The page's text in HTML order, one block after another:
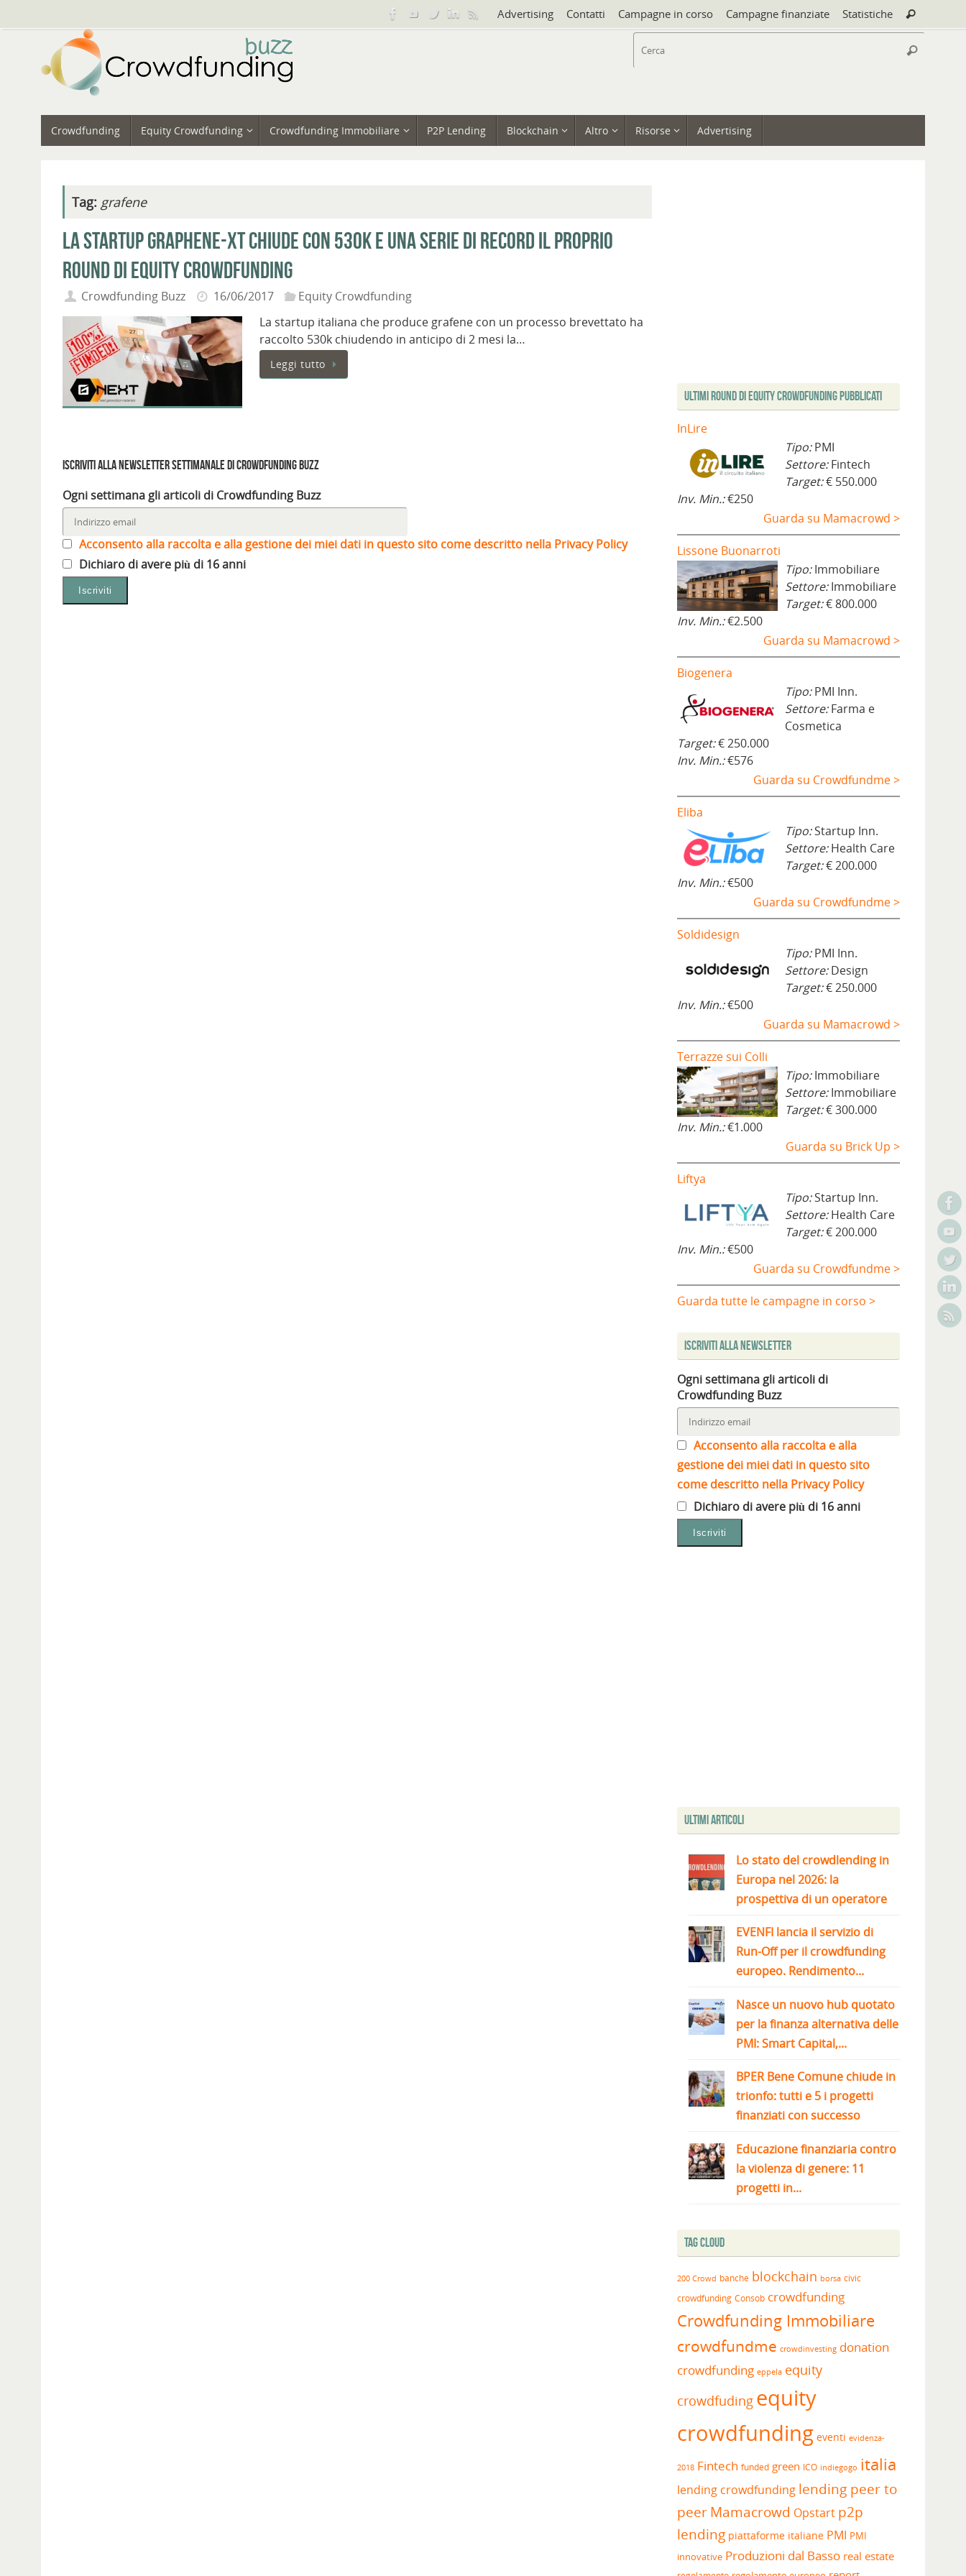
al
contenuto
Advertising Contatti Campagne in corso Campagne finanziate Statistiche Cerca
Cerca
Crowdfunding Equity Crowdfunding Crowdfunding Immobiliare P2P Lending Blockchain Altro Risorse Advertising
Tag: grafene
La startup Graphene-XT chiude con 530k e una serie di record il proprio
round di equity crowdfunding
Crowdfunding Buzz 16/06/2017
Equity Crowdfunding
La startup italiana che produce grafene con un processo brevettato ha
raccolto 530k chiudendo in anticipo di 2 mesi la…
Leggi tutto
Iscriviti alla Newsletter settimanale di Crowdfunding Buzz
Ogni settimana gli articoli di Crowdfunding Buzz
Acconsento alla raccolta e alla gestione dei miei dati in questo sito come descritto nella Privacy Policy
Dichiaro di avere più di 16 anni
Ultimi Round di Equity Crowdfunding Pubblicati
InLire
Tipo:PMI
Settore:Fintech
Target:€ 550.000
Inv. Min.:€250
Guarda su Mamacrowd >
Lissone Buonarroti
Tipo:Immobiliare
Settore:Immobiliare
Target:€ 800.000
Inv. Min.:€2.500
Guarda su Mamacrowd >
Biogenera
Tipo:PMI Inn.
Settore:Farma e
Cosmetica
Target:€ 250.000
Inv. Min.:€576
Guarda su Crowdfundme >
Eliba
Tipo:Startup Inn.
Settore:Health Care
Target:€ 200.000
Inv. Min.:€500
Guarda su Crowdfundme >
Soldidesign
Tipo:PMI Inn.
Settore:Design
Target:€ 250.000
Inv. Min.:€500
Guarda su Mamacrowd >
Terrazze sui Colli
Tipo:Immobiliare
Settore:Immobiliare
Target:€ 300.000
Inv. Min.:€1.000
Guarda su Brick Up >
Liftya
Tipo:Startup Inn.
Settore:Health Care
Target:€ 200.000
Inv. Min.:€500
Guarda su Crowdfundme >
Guarda tutte le campagne in corso >
Iscriviti alla Newsletter
Ogni settimana gli articoli di
Crowdfunding Buzz
Acconsento alla raccolta e alla
gestione dei miei dati in questo sito
come descritto nella Privacy Policy
Dichiaro di avere più di 16 anni
Ultimi articoli
Lo stato del crowdlending in
Europa nel 2026: la
prospettiva di un operatore
EVENFI lancia il servizio di
Run-Off per il crowdfunding
europeo. Rendimento...
Nasce un nuovo hub quotato
per la finanza alternativa delle
PMI: Smart Capital,...
BPER Bene Comune chiude in
trionfo: tutti e 5 i progetti
finanziati con successo
Educazione finanziaria contro
la violenza di genere: 11
progetti in...
Tag Cloud
200 Crowd banche blockchain borsa civic
crowdfunding Consob crowdfunding
Crowdfunding Immobiliare
crowdfundme crowdinvesting donation
crowdfunding eppela equity
crowdfuding equity
crowdfunding eventi evidenza-
2018 Fintech funded green ICO indiegogo italia
lending crowdfunding lending peer to
peerMamacrowd Opstart p2p
lending piattaforme italiane PMI PMI
innovative Produzioni dal Basso real estate